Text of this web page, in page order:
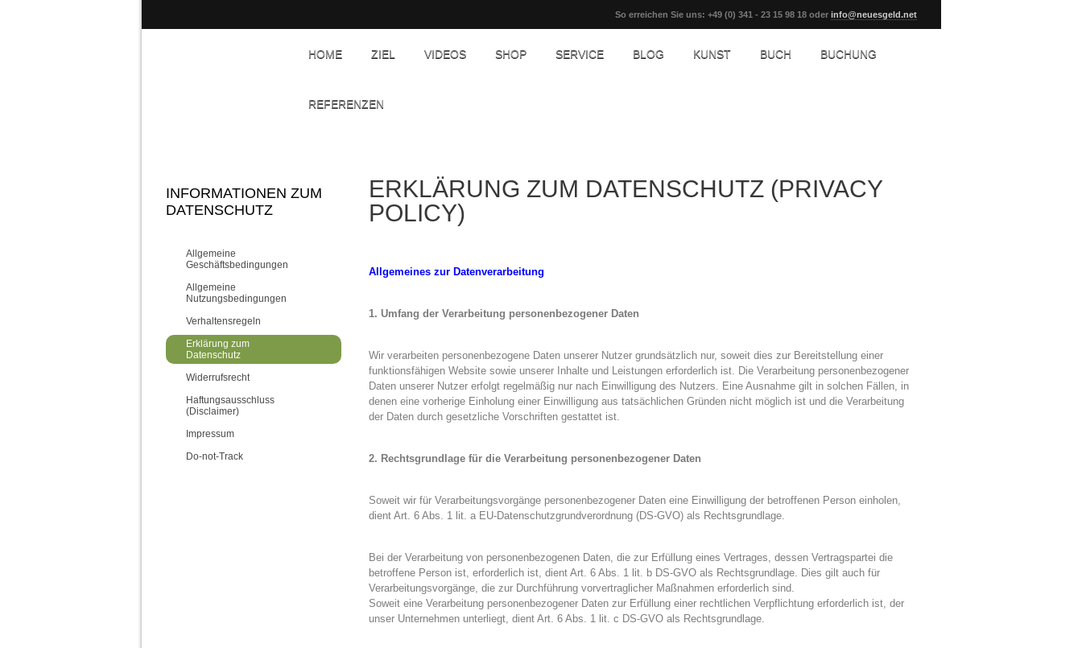
So erreichen Sie uns: +49 (0) 341 - 23 15 98 18 oder info@neuesgeld.net
HOME ZIEL VIDEOS SHOP SERVICE BLOG KUNST BUCH BUCHUNG
REFERENZEN
ERKLÄRUNG ZUM DATENSCHUTZ (PRIVACY
POLICY)
Allgemeines zur Datenverarbeitung
1. Umfang der Verarbeitung personenbezogener Daten
Wir verarbeiten personenbezogene Daten unserer Nutzer grundsätzlich nur, soweit dies zur Bereitstellung einer
funktionsfähigen Website sowie unserer Inhalte und Leistungen erforderlich ist. Die Verarbeitung personenbezogener
Daten unserer Nutzer erfolgt regelmäßig nur nach Einwilligung des Nutzers. Eine Ausnahme gilt in solchen Fällen, in
denen eine vorherige Einholung einer Einwilligung aus tatsächlichen Gründen nicht möglich ist und die Verarbeitung
der Daten durch gesetzliche Vorschriften gestattet ist.
2. Rechtsgrundlage für die Verarbeitung personenbezogener Daten
Soweit wir für Verarbeitungsvorgänge personenbezogener Daten eine Einwilligung der betroffenen Person einholen,
dient Art. 6 Abs. 1 lit. a EU-Datenschutzgrundverordnung (DS-GVO) als Rechtsgrundlage.
Bei der Verarbeitung von personenbezogenen Daten, die zur Erfüllung eines Vertrages, dessen Vertragspartei die
betroffene Person ist, erforderlich ist, dient Art. 6 Abs. 1 lit. b DS-GVO als Rechtsgrundlage. Dies gilt auch für
Verarbeitungsvorgänge, die zur Durchführung vorvertraglicher Maßnahmen erforderlich sind.
Soweit eine Verarbeitung personenbezogener Daten zur Erfüllung einer rechtlichen Verpflichtung erforderlich ist, der
unser Unternehmen unterliegt, dient Art. 6 Abs. 1 lit. c DS-GVO als Rechtsgrundlage.
INFORMATIONEN ZUM
DATENSCHUTZ
Allgemeine
Geschäftsbedingungen
Allgemeine
Nutzungsbedingungen
Verhaltensregeln
Erklärung zum
Datenschutz
Widerrufsrecht
Haftungsausschluss
(Disclaimer)
Impressum
Do-not-Track